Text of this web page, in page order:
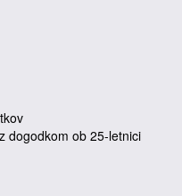
dogodkom ob 25-letnici